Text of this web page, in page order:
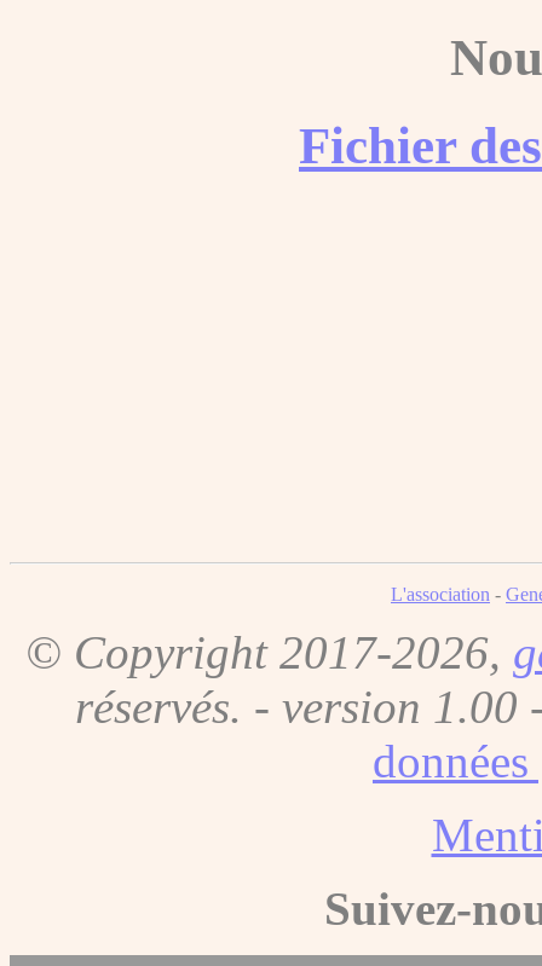
Fichier
L'association -
© Copyright 2017-2026,
réservés. - version 1.00
Suivez-